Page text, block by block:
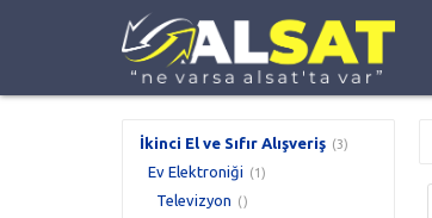
İkinci El ve Sıfır Alışveriş (3)
Ev Elektroniği (1)
Televizyon ()